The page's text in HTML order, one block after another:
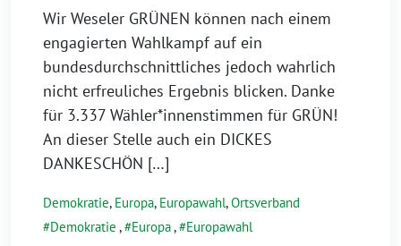
Wir Weseler GRÜNEN können nach einem
engagierten Wahlkampf auf ein
bundesdurchschnittliches jedoch wahrlich
nicht erfreuliches Ergebnis blicken. Danke
für 3.337 Wähler*innenstimmen für GRÜN!
An dieser Stelle auch ein DICKES
DANKESCHÖN […]
Demokratie, Europa, Europawahl,Ortsverband
Demokratie , Europa, Europawahl